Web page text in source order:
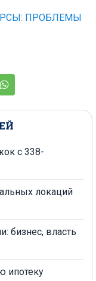
с 338-
локаций
бизнес, власть
ипотеку
ПРОБЛЕМЫ